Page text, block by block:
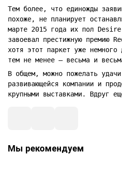
Тем более, что единожды
похоже, не планирует
марте 2015 года их пол
завоевал престижную премию
хотя этот паркет уже
тем не менее ― весьма и
В общем, можно пожелать
развивающейся компании и
крупными выставками. Вдруг
Мы рекомендуем